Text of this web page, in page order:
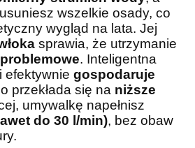
wszelkie osady, co
wygląd na lata. Jej
sprawia, że utrzymanie
. Inteligentna
efektywnie gospodaruje
przekłada się na niższe
umywalkę napełnisz
do 30 l/min), bez obaw